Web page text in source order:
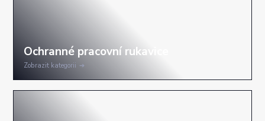
Zobrazit kategorii